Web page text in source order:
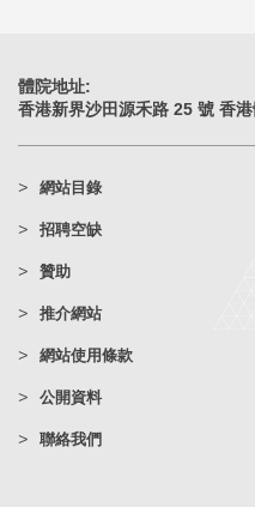
體院地址:
香港新界沙田源禾路 25 號 香
網站目錄
招聘空缺
贊助
推介網站
網站使用條款
公開資料
聯絡我們